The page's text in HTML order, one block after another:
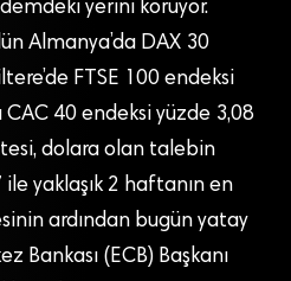
yerini koruyor.
Almanya’da DAX 30
FTSE 100 endeksi
CAC 40 endeksi yüzde 3,08
dolara olan talebin
yaklaşık 2 haftanın en
ardından bugün yatay
Bankası (ECB) Başkanı